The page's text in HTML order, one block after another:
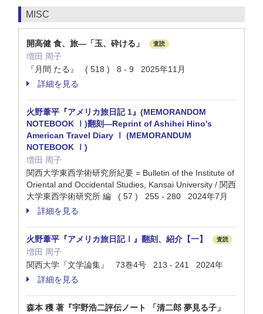
MISC
開高健 食、旅―「玉、砕ける」 査読
増田 周子
『月間 たる』 ( 518 ) 8 - 9 2025年11月
詳細を見る
火野葦平『アメリカ旅日記 1』(MEMORANDOM
NOTEBOOK Ⅰ)翻刻—Reprint of Ashihei Hino's
American Travel Diary Ⅰ (MEMORANDUM
NOTEBOOK Ⅰ)
増田 周子
関西大学東西学術研究所紀要 = Bulletin of the Institute of
Oriental and Occidental Studies, Kansai University / 関西
大学東西学術研究所 編 ( 57 ) 255 - 280 2024年7月
詳細を見る
火野葦平『アメリカ旅日記Ⅰ』翻刻、紹介【一】 査読
増田 周子
関西大学『文学論集』 73巻4号 213 - 241 2024年
詳細を見る
森本 穫 著『宇野浩二評伝ノート 「清二郎 夢見る子」